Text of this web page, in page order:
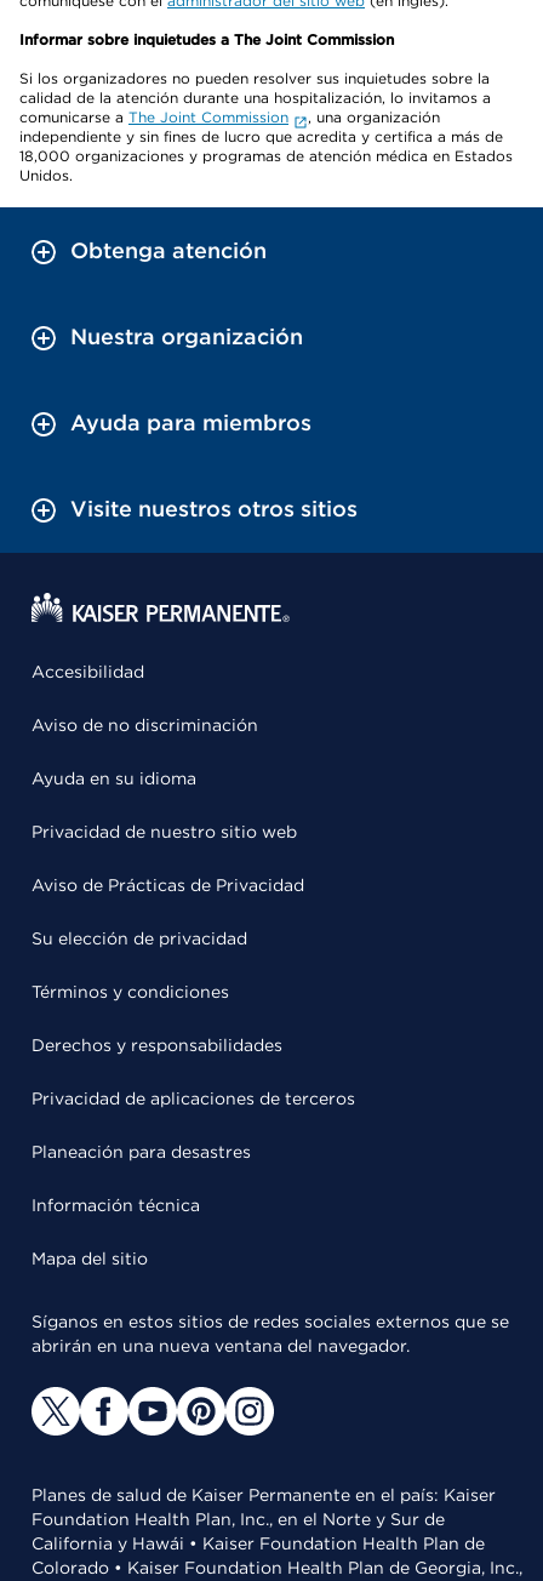
Informar sobre inquietudes a The Joint Commission
Si los organizadores no pueden resolver sus inquietudes sobre la
calidad de la atención durante una hospitalización, lo invitamos a
comunicarse a The Joint Commission
, una organización
independiente y sin fines de lucro que acredita y certifica a más de
18,000 organizaciones y programas de atención médica en Estados
Unidos.
Obtenga atención
Nuestra organización
Ayuda para miembros
Visite nuestros otros sitios
Accesibilidad
Aviso de no discriminación
Ayuda en su idioma
Privacidad de nuestro sitio web
Aviso de Prácticas de Privacidad
Su elección de privacidad
Términos y condiciones
Derechos y responsabilidades
Privacidad de aplicaciones de terceros
Planeación para desastres
Información técnica
Mapa del sitio
Síganos en estos sitios de redes sociales externos que se
abrirán en una nueva ventana del navegador.
Planes de salud de Kaiser Permanente en el país: Kaiser
Foundation Health Plan, Inc., en el Norte y Sur de
California y Hawái • Kaiser Foundation Health Plan de
Colorado • Kaiser Foundation Health Plan de Georgia, Inc.,